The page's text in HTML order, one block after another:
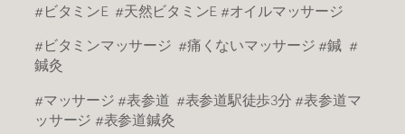
#ビタミンE #天然ビタミンE #オイルマッサージ
#ビタミンマッサージ #痛くないマッサージ #鍼 #
鍼灸
#マッサージ #表参道 #表参道駅徒歩3分 #表参道マ
ッサージ #表参道鍼灸